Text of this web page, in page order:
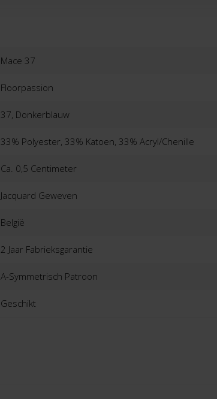
Mace 37
Floorpassion
37, Donkerblauw
33% Polyester, 33% Katoen, 33% Acryl/Chenille
Ca. 0,5 Centimeter
Jacquard Geweven
België
2 Jaar Fabrieksgarantie
A-Symmetrisch Patroon
Geschikt